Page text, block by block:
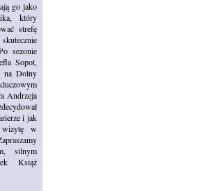
go jako
który
strefę
sezonie
Sopot,
na Dolny
Andrzeja
i jak
wizytę w
silnym
Książ